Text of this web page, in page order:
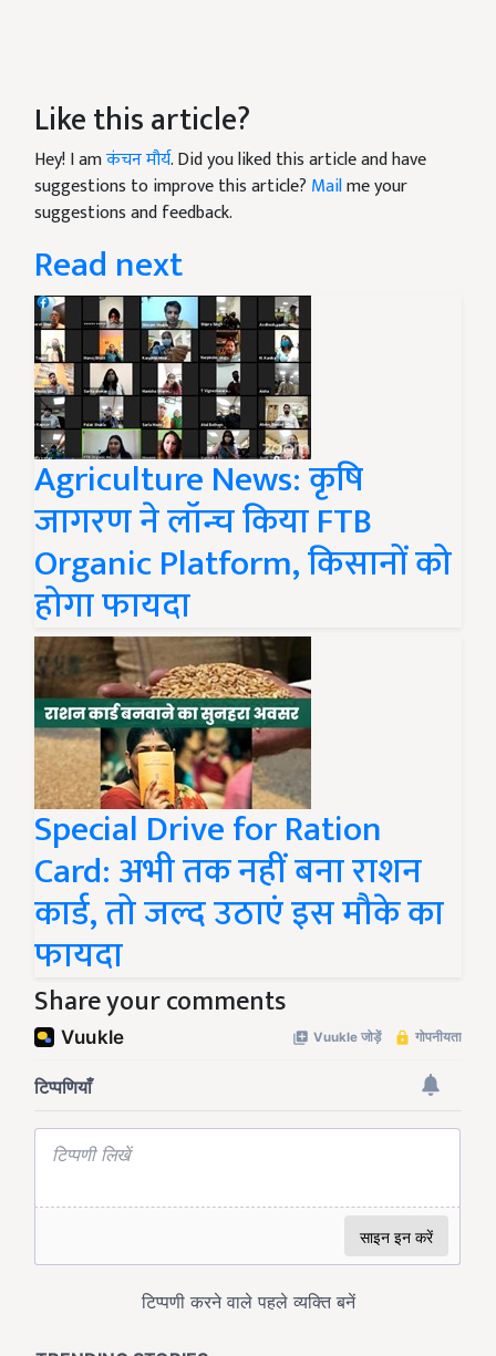
Like this article?
Hey! I amकंचन मौर्य. Did you liked this article and have
suggestions to improve this article? Mailme your
suggestions and feedback.
Read next
Agriculture News: कृषि
जागरण ने लॉन्च किया FTB
Organic Platform, किसानों को
होगा फायदा
Special Drive for Ration
Card: अभी तक नहीं बना राशन
कार्ड, तो जल्द उठाएं इस मौके का
फायदा
Share your comments